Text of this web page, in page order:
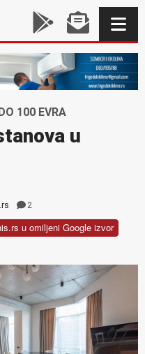
100 EVRA
u
2
u omiljeni Google izvor